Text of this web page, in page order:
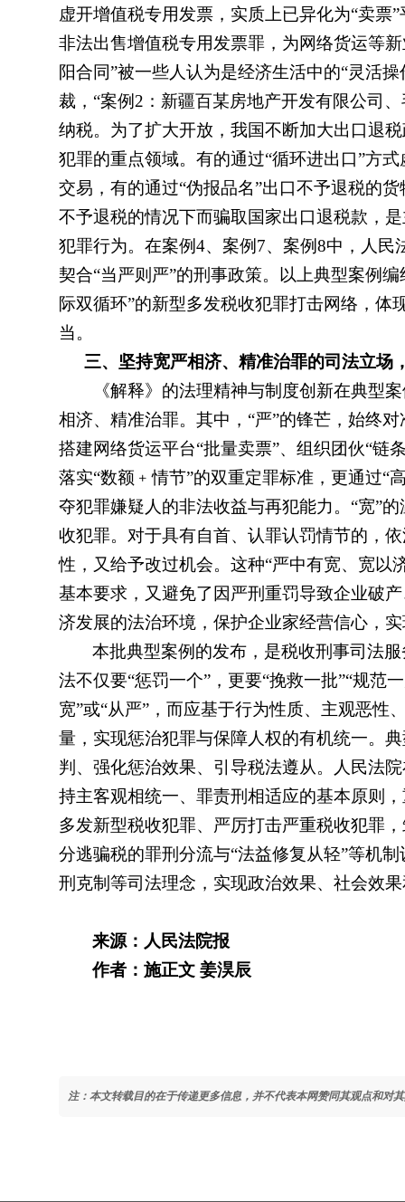
虚开增值税专用发票，实质上已异化为“卖票
非法出售增值税专用发票罪，为网络货运等
阳合同”被一些人认为是经济生活中的“灵活
裁，“案例2：新疆百某房地产开发有限公司
纳税。为了扩大开放，我国不断加大出口退
犯罪的重点领域。有的通过“循环进出口”方
交易，有的通过“伪报品名”出口不予退税的
不予退税的情况下而骗取国家出口退税款，
犯罪行为。在案例4、案例7、案例8中，人
契合“当严则严”的刑事政策。以上典型案例
际双循环”的新型多发税收犯罪打击网络，
当。
三、坚持宽严相济、精准治罪的司法立场
《解释》的法理精神与制度创新在典型案
相济、精准治罪。其中，“严”的锋芒，始终
搭建网络货运平台“批量卖票”、组织团伙“链
落实“数额﹢情节”的双重定罪标准，更通过“
夺犯罪嫌疑人的非法收益与再犯能力。“宽”
收犯罪。对于具有自首、认罪认罚情节的，
性，又给予改过机会。这种“严中有宽、宽以
基本要求，又避免了因严刑重罚导致企业破
济发展的法治环境，保护企业家经营信心，
本批典型案例的发布，是税收刑事司法
法不仅要“惩罚一个”，更要“挽救一批”“规范
宽”或“从严”，而应基于行为性质、主观恶性
量，实现惩治犯罪与保障人权的有机统一。
判、强化惩治效果、引导税法遵从。人民法
持主客观相统一、罪责刑相适应的基本原则
多发新型税收犯罪、严厉打击严重税收犯罪
分逃骗税的罪刑分流与“法益修复从轻”等机
刑克制等司法理念，实现政治效果、社会效
来源：人民法院报
作者：施正文 姜淏辰
注：本文转载目的在于传递更多信息，并不代表本网赞同其观点和对